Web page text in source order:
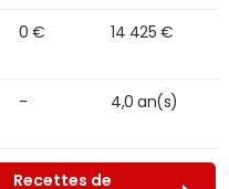
0 € 14 425 €
- 4,0 an(s)
Recettes de